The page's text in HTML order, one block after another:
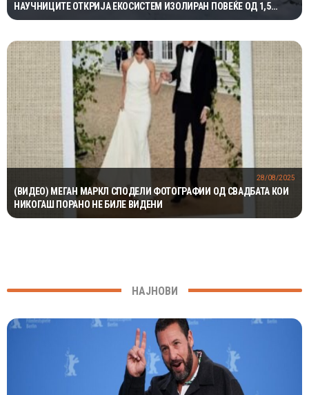
НАУЧНИЦИТЕ ОТКРИЈА ЕКОСИСТЕМ ИЗОЛИРАН ПОВЕЌЕ ОД 1,5
МИЛИОНИ ГОДИНИ
(ВИДЕО) МЕГАН МАРКЛ СПОДЕЛИ ФОТОГРАФИИ ОД СВАДБАТА КОИ
НИКОГАШ ПОРАНО НЕ БИЛЕ ВИДЕНИ
28/08/2025
НАЈНОВИ